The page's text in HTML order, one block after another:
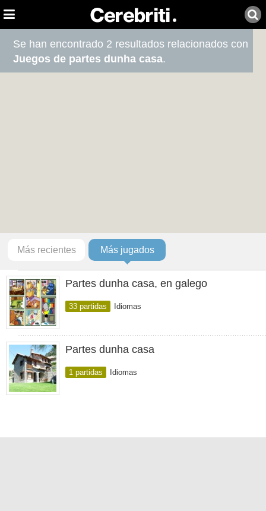
Se han encontrado 2 resultados relacionados con
Juegos de partes dunha casa.
Más recientes Más jugados
Partes dunha casa, en galego
33 partidas Idiomas
Partes dunha casa
1 partidas Idiomas